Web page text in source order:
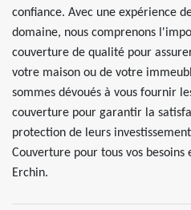
confiance. Avec une expérience
domaine, nous comprenons
couverture de qualité pour
votre maison ou de votre
sommes dévoués à vous fournir
couverture pour garantir la
protection de leurs
Couverture pour tous vos
Erchin.